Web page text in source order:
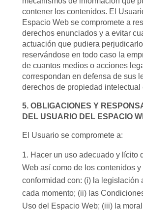
contener los contenidos. El
Espacio Web se compromete a
derechos enunciados y a evitar
actuación que pudiera
reservándose en todo caso la
de cuantos medios o acciones
correspondan en defensa de sus
derechos de propiedad intelectual
5. OBLIGACIONES Y
DEL USUARIO DEL ESPACIO
El Usuario se compromete a:
Hacer un uso adecuado y lícito
Web así como de los contenidos
conformidad con: (i) la legislación
cada momento; (ii) las
Uso del Espacio Web; (iii) la